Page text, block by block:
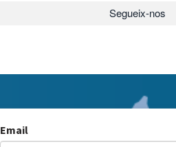
Segueix-nos
Email